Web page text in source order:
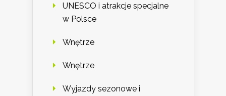
UNESCO i atrakcje specjalne
w Polsce
Wnętrze
Wnętrze
Wyjazdy sezonowe i